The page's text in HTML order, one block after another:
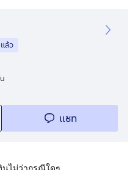
ล้ว
แชท
นไม่ว่ากรณีใดๆ